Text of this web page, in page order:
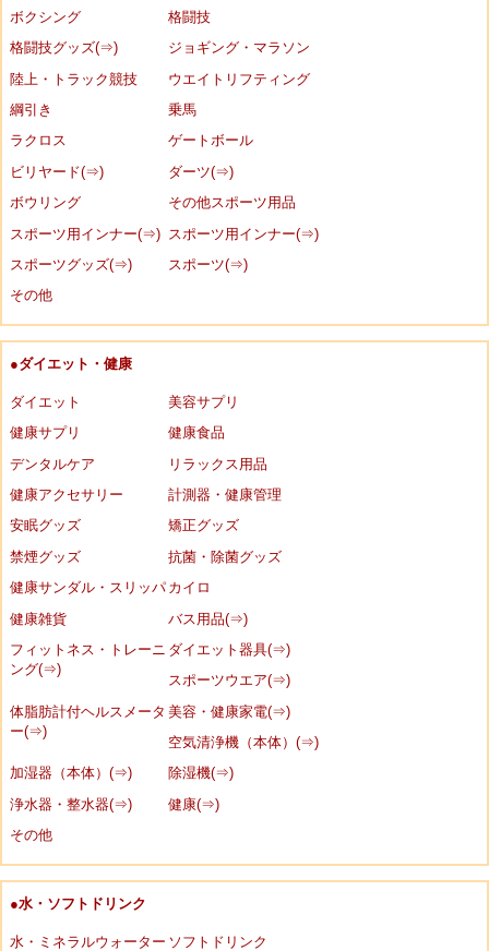
ボクシング
格闘技
格闘技グッズ(⇒)
ジョギング・マラソン
陸上・トラック競技
ウエイトリフティング
綱引き
乗馬
ラクロス
ゲートボール
ビリヤード(⇒)
ダーツ(⇒)
ボウリング
その他スポーツ用品
スポーツ用インナー(⇒)
スポーツ用インナー(⇒)
スポーツグッズ(⇒)
スポーツ(⇒)
その他
●ダイエット・健康
ダイエット
美容サプリ
健康サプリ
健康食品
デンタルケア
リラックス用品
健康アクセサリー
計測器・健康管理
安眠グッズ
矯正グッズ
禁煙グッズ
抗菌・除菌グッズ
健康サンダル・スリッパ カイロ
健康雑貨
バス用品(⇒)
フィットネス・トレーニ
ング(⇒)
ダイエット器具(⇒)
スポーツウエア(⇒)
体脂肪計付ヘルスメータ
ー(⇒)
美容・健康家電(⇒)
空気清浄機（本体）(⇒)
加湿器（本体）(⇒)
除湿機(⇒)
浄水器・整水器(⇒)
健康(⇒)
その他
●水・ソフトドリンク
水・ミネラルウォーター ソフトドリンク